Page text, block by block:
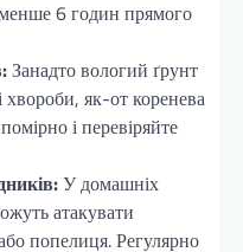
6 годин прямого
Занадто вологий ґрунт
хвороби, як-от коренева
і перевіряйте
У домашніх
атакувати
попелиця. Регулярно